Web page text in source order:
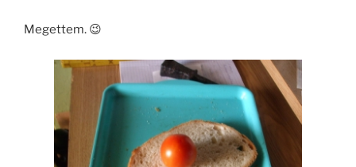
Megettem. 😉